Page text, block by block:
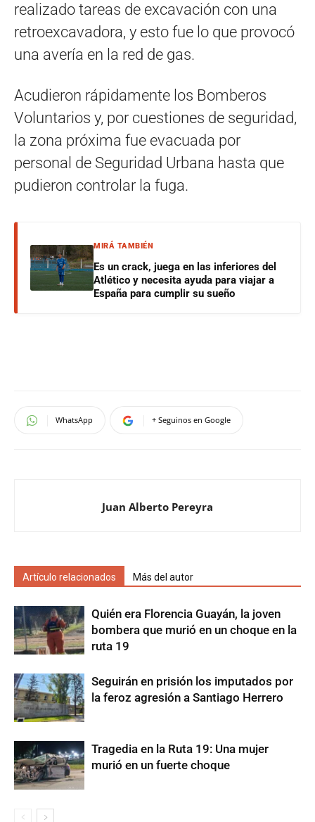
realizado tareas de excavación con una
retroexcavadora, y esto fue lo que provocó
una avería en la red de gas.
Acudieron rápidamente los Bomberos
Voluntarios y, por cuestiones de seguridad,
la zona próxima fue evacuada por
personal de Seguridad Urbana hasta que
pudieron controlar la fuga.
MIRÁ TAMBIÉN
Es un crack, juega en las inferiores del
Atlético y necesita ayuda para viajar a
España para cumplir su sueño
WhatsApp + Seguinos en Google
Juan Alberto Pereyra
Artículo relacionados Más del autor
Quién era Florencia Guayán, la joven
bombera que murió en un choque en la
ruta 19
Seguirán en prisión los imputados por
la feroz agresión a Santiago Herrero
Tragedia en la Ruta 19: Una mujer
murió en un fuerte choque